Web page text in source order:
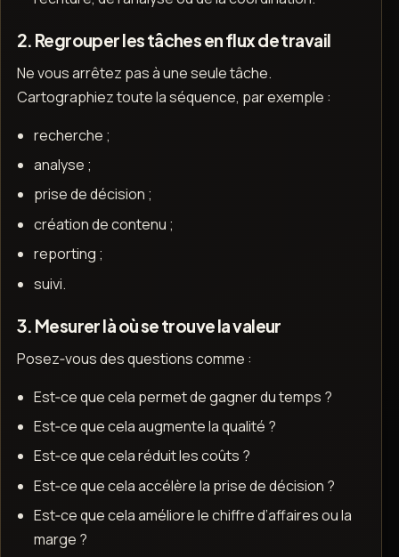
2. Regrouper les tâches en flux de travail
Ne vous arrêtez pas à une seule tâche.
Cartographiez toute la séquence, par exemple :
recherche ;
analyse ;
prise de décision ;
création de contenu ;
reporting ;
suivi.
3. Mesurer là où se trouve la valeur
Posez‑vous des questions comme :
Est‑ce que cela permet de gagner du temps ?
Est‑ce que cela augmente la qualité ?
Est‑ce que cela réduit les coûts ?
Est‑ce que cela accélère la prise de décision ?
Est‑ce que cela améliore le chiffre d’affaires ou la
marge ?